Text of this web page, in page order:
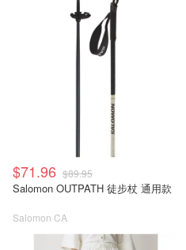
$71.96 $89.95
Salomon OUTPATH 徒步杖 通用款
Salomon CA